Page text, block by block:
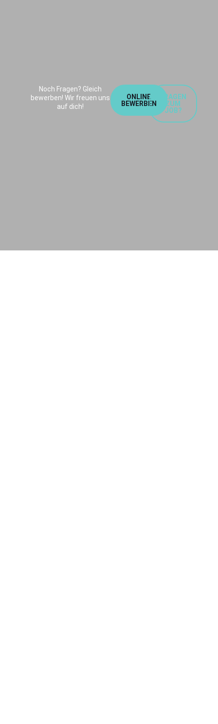
Noch Fragen? Gleich
bewerben! Wir freuen uns
auf dich!
ONLINE
BEWERBEN
FRAGEN
ZUM
JOB?